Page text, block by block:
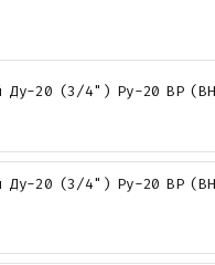
Ду-20 (3/4") Ру-20 ВР
Ду-20 (3/4") Ру-20 ВР